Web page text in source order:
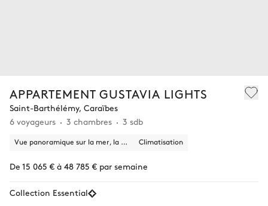
APPARTEMENT GUSTAVIA LIGHTS
Saint-Barthélémy, Caraïbes
6 voyageurs
3 chambres 3 sdb
Vue panoramique sur la mer, la ville Climatisation
De 15 065 € à 48 785 € par semaine
Collection Essential